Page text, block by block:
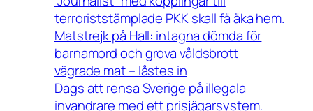
terroriststämplade PKK skall få åka hem.
Matstrejk på Hall: intagna dömda för
barnamord och grova våldsbrott
vägrade mat – låstes in
Dags att rensa Sverige på illegala
invandrare med ett prisjägarsystem.